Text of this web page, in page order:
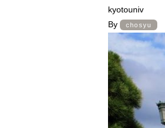
kyotouniv
By
chosyu